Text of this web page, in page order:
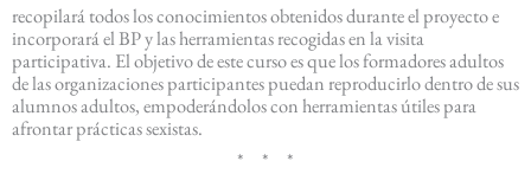
recopilará todos los conocimientos obtenidos durante el proyecto e
incorporará el BP y las herramientas recogidas en la visita
participativa. El objetivo de este curso es que los formadores adultos
de las organizaciones participantes puedan reproducirlo dentro de sus
alumnos adultos, empoderándolos con herramientas útiles para
afrontar prácticas sexistas.
* * *